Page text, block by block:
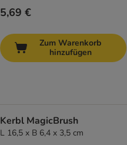
5,69 €
Zum Warenkorb
hinzufügen
Kerbl MagicBrush
L 16,5 x B 6,4 x 3,5 cm